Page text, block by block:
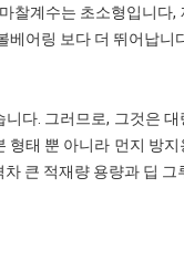
찰계수는 초소형입니다,
베어링 보다 더 뛰어납니
다. 그러므로, 그것은
태 뿐 아니라 먼지 방
큰 적재량 용량과 딥 그